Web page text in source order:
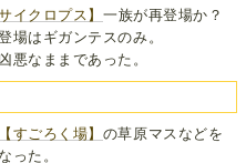
サイクロプス】 一族が再登場か？
場はギガンテスのみ。
悪なままであった。
【すごろく場】 の草原マスなどを
った。